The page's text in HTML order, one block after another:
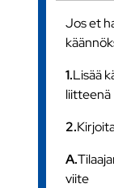
Jos et
1.Lisää
liitteenä
2.
A.
viite